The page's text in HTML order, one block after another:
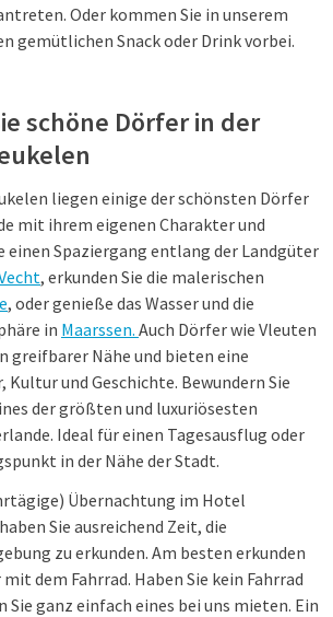
Oder kommen Sie in unserem
gemütlichen Snack oder Drink vorbei.
schöne Dörfer in der
liegen einige der schönsten Dörfer
mit ihrem eigenen Charakter und
einen Spaziergang entlang der Landgüter
, erkunden Sie die malerischen
, oder genieße das Wasser und die
in Maarssen. Auch Dörfer wie Vleuten
greifbarer Nähe und bieten eine
Kultur und Geschichte. Bewundern Sie
der größten und luxuriösesten
Ideal für einen Tagesausflug oder
in der Nähe der Stadt.
Übernachtung im Hotel
Sie ausreichend Zeit, die
zu erkunden. Am besten erkunden
mit dem Fahrrad. Haben Sie kein Fahrrad
Sie ganz einfach eines bei uns mieten. Ein